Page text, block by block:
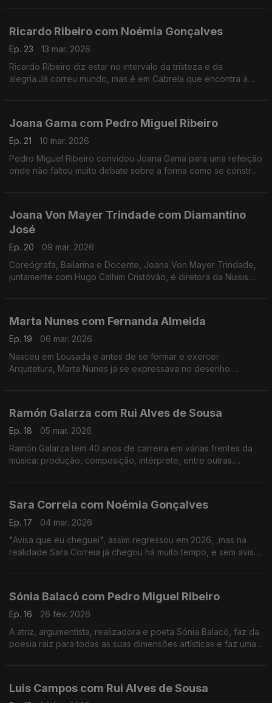
Ricardo Ribeiro com Noémia Gonçalves
Ep. 23
13 mar. 2026
Ricardo Ribeiro diz estar no intervalo da tristeza e da
alegria.Já correu mundo, mas é em Cabrela que encontra a
Joana Gama com Pedro Miguel Ribeiro
Ep. 21
10 mar. 2026
Pedro Miguel Ribeiro convidou Joana Gama para uma refeição
onde não faltou muito debate sobre a forma como se constrói
Joana Von Mayer Trindade com Diamantino
José
Ep. 20
09 mar. 2026
Coreógrafa, Bailarina e Docente, Joana Von Mayer Trindade,
juntamente com Hugo Calhim Cristóvão, é diretora da Nuisis
Marta Nunes com Fernanda Almeida
Ep. 19
06 mar. 2026
Nasceu em Lousada e antes de se formar e exercer
Arquitetura, Marta Nunes já se expressava no desenho.
Ramón Galarza com Rui Alves de Sousa
Ep. 18
05 mar. 2026
Ramón Galarza tem 40 anos de carreira em várias frentes da
música: produção, composição, intérprete, entre outras.
Sara Correia com Noémia Gonçalves
Ep. 17
04 mar. 2026
"Avisa que eu cheguei", assim regressou em 2026, ,mas na
realidade Sara Correia já chegou há muito tempo, e sem aviso
Sónia Balacó com Pedro Miguel Ribeiro
Ep. 16
26 fev. 2026
A atriz, argumentista, realizadora e poeta Sónia Balacó, faz da
poesia raiz para todas as suas dimensões artísticas e faz uma
Luis Campos com Rui Alves de Sousa